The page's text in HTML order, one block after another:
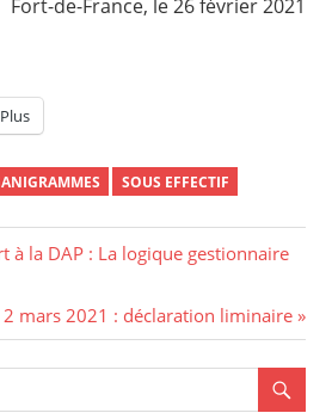
Fort-de-France, le 26 février 2021
Plus
SOUS EFFECTIF
à la DAP : La logique gestionnaire
2 mars 2021 : déclaration liminaire